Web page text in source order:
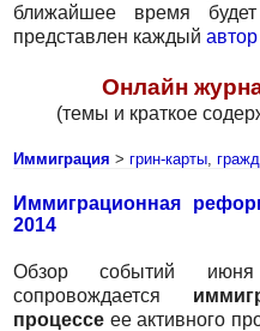
ближайшее время
представлен каждый автор
Онлайн
(темы и краткое
Иммиграция > грин-карты
Иммиграционная
2014
Обзор событий
сопровождается
процессе ее активного